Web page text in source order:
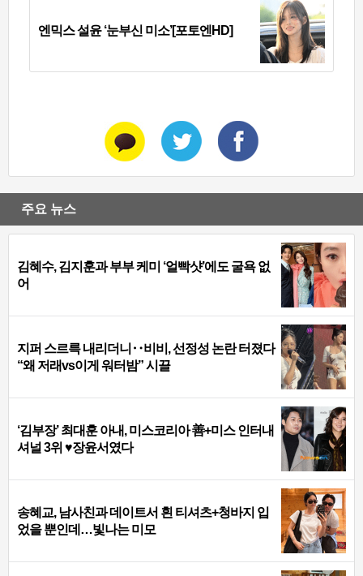
엔믹스 설윤 ‘눈부신 미소’[포토엔HD]
주요 뉴스
김혜수, 김지훈과 부부 케미 ‘얼빡샷’에도 굴욕 없
어
지퍼 스르륵 내리더니‥비비, 선정성 논란 터졌다
“왜 저래vs이게 워터밤” 시끌
‘김부장’ 최대훈 아내, 미스코리아 善+미스 인터내
셔널 3위 ♥장윤서였다
송혜교, 남사친과 데이트서 흰 티셔츠+청바지 입
었을 뿐인데…빛나는 미모